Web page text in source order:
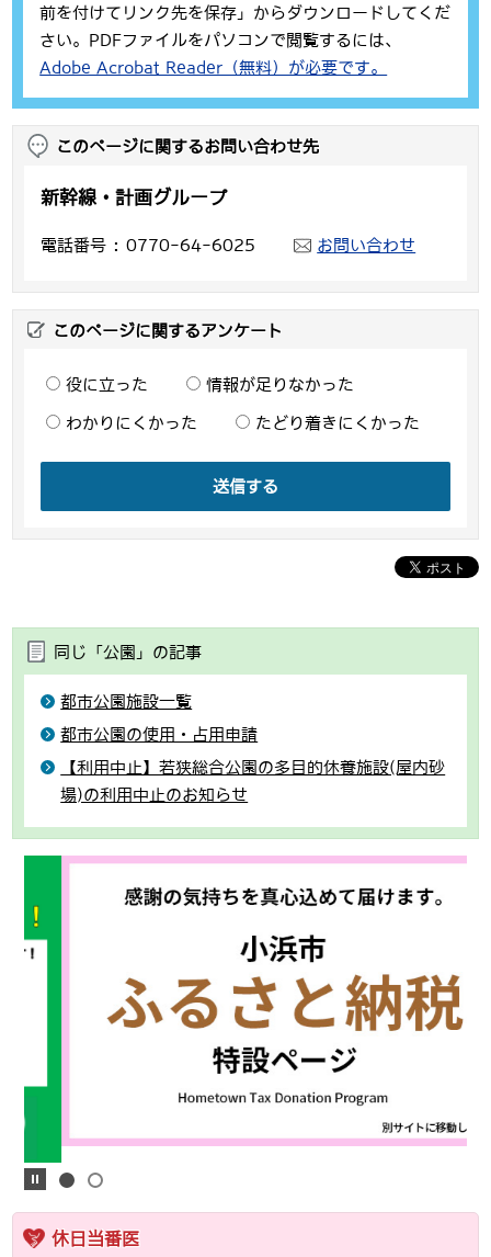
前を付けてリンク先を保存」からダウンロードしてくだ
さい。PDFファイルをパソコンで閲覧するには、
Adobe Acrobat Reader（無料）が必要です。
このページに関するお問い合わせ先
新幹線・計画グループ
電話番号 0770-64-6025 お問い合わせ
このページに関するアンケート
役に立った 情報が足りなかった
わかりにくかった たどり着きにくかった
送信する
同じ「公園」の記事
都市公園施設一覧
都市公園の使用・占用申請
【利用中止】若狭総合公園の多目的休養施設(屋内砂
場)の利用中止のお知らせ
休日当番医